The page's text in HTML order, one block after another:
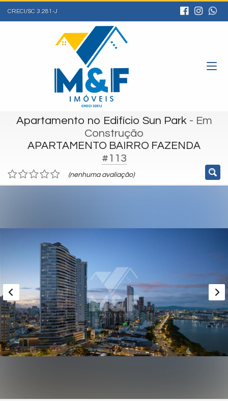
CRECI/SC 3.281-J
Apartamento no Edifício Sun Park- Em
Construção
APARTAMENTO BAIRRO FAZENDA
#113
(nenhuma avaliação)